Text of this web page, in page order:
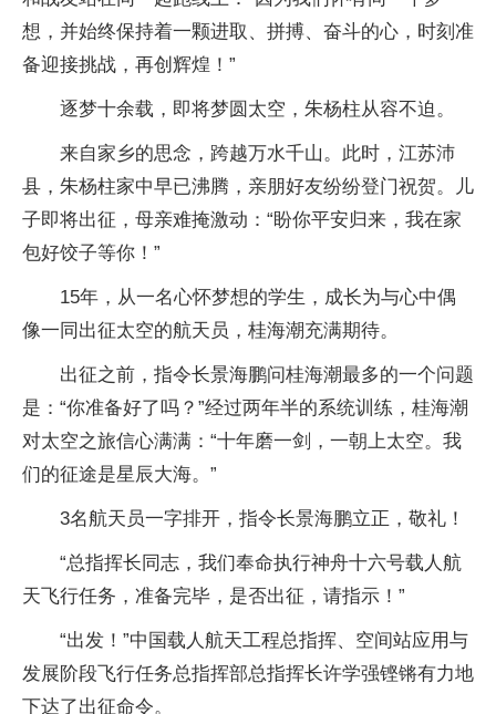
想，并始终保持着一颗进取、拼搏、奋斗的心，时刻准
备迎接挑战，再创辉煌！”
逐梦十余载，即将梦圆太空，朱杨柱从容不迫。
来自家乡的思念，跨越万水千山。此时，江苏沛
县，朱杨柱家中早已沸腾，亲朋好友纷纷登门祝贺。儿
子即将出征，母亲难掩激动：“盼你平安归来，我在家
包好饺子等你！”
15年，从一名心怀梦想的学生，成长为与心中偶
像一同出征太空的航天员，桂海潮充满期待。
出征之前，指令长景海鹏问桂海潮最多的一个问题
是：“你准备好了吗？”经过两年半的系统训练，桂海潮
对太空之旅信心满满：“十年磨一剑，一朝上太空。我
们的征途是星辰大海。”
3名航天员一字排开，指令长景海鹏立正，敬礼！
“总指挥长同志，我们奉命执行神舟十六号载人航
天飞行任务，准备完毕，是否出征，请指示！”
“出发！”中国载人航天工程总指挥、空间站应用与
发展阶段飞行任务总指挥部总指挥长许学强铿锵有力地
下达了出征命令。